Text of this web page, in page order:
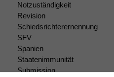
Notzuständigkeit
Revision
Schiedsrichterernennung
SFV
Spanien
Staatenimmunität
Submission